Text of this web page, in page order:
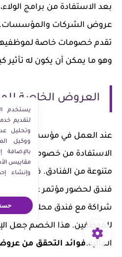
بعد الاستفادة من برامج
تقدم خصومات خاصة لموظفيها
وهو ما يمكن أن يكون له تأثير
العروض الخاصة
عند العمل في مؤسسة
متنوعة من الفنادق. في إحدى
فندق لحضور مؤتمر عمل،
للموظفين. هذا الخصم جعل
المالية.فوائد التحقق من
يستخدم
وتحليل
مقاييس
وإنشاء